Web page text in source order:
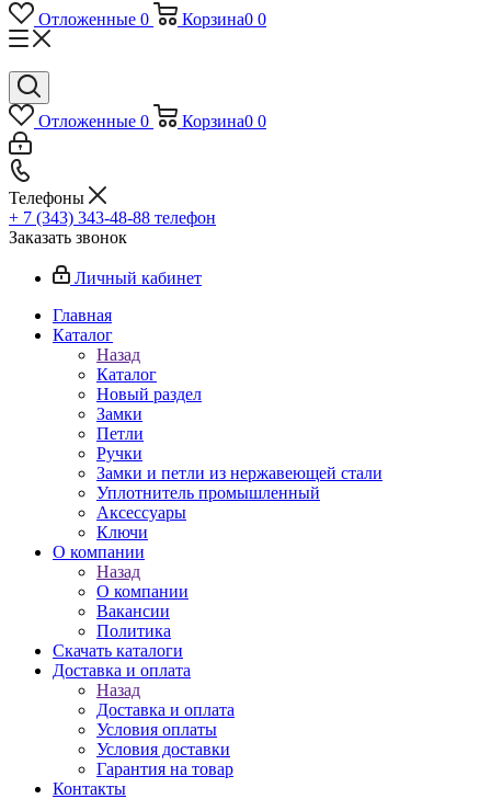
Отложенные 0 Корзина0 0
Отложенные 0 Корзина0 0
Телефоны
+ 7 (343) 343-48-88 телефон
Заказать звонок
Личный кабинет
Главная
Каталог
Назад
Каталог
Новый раздел
Замки
Петли
Ручки
Замки и петли из нержавеющей стали
Уплотнитель промышленный
Аксессуары
Ключи
О компании
Назад
О компании
Вакансии
Политика
Скачать каталоги
Доставка и оплата
Назад
Доставка и оплата
Условия оплаты
Условия доставки
Гарантия на товар
Контакты